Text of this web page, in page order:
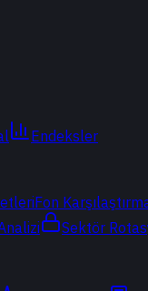
Endeksler
Fon
Sektör